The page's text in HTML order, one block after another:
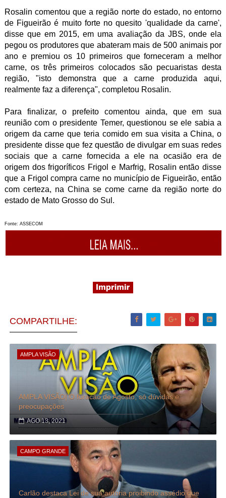
Rosalin comentou que a região norte do estado, no entorno
de Figueirão é muito forte no quesito 'qualidade da carne',
disse que em 2015, em uma avaliação da JBS, onde ela
pegou os produtores que abateram mais de 500 animais por
ano e premiou os 10 primeiros que forneceram a melhor
carne, os três primeiros colocados são pecuaristas desta
região, "isto demonstra que a carne produzida aqui,
realmente faz a diferença", completou Rosalin.
Para finalizar, o prefeito comentou ainda, que em sua
reunião com o presidente Temer, questionou se ele sabia a
origem da carne que teria comido em sua visita a China, o
presidente disse que fez questão de divulgar em suas redes
sociais que a carne fornecida a ele na ocasião era de
origem dos frigoríficos Frigol e Marfrig, Rosalin então disse
que a Frigol compra carne no município de Figueirão, então
com certeza, na China se come carne da região norte do
estado de Mato Grosso do Sul.
Fonte: ASSECOM
COMPARTILHE:
AMPLA VISÃO
AMPLA VISÃO| O furacão de Agosto; só dúvidas e
preocupações
AGO 13, 2021
CAMPO GRANDE
Carlão destaca Lei de sua autoria proibindo assédio que